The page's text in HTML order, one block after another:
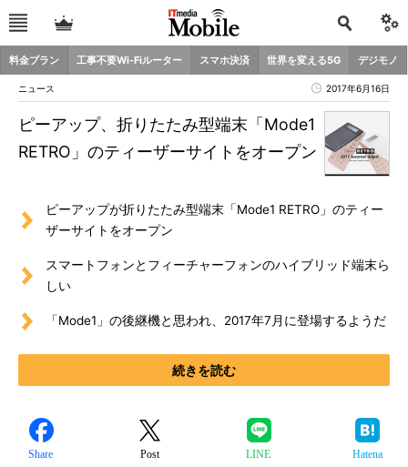
料金プラン 工事不要Wi-Fiルーター スマホ決済 世界を変える5G デジモノ
ニュース 2017年6月16日
ピーアップ、折りたたみ型端末「Mode1
RETRO」のティーザーサイトをオープン
ピーアップが折りたたみ型端末「Mode1 RETRO」のティー
ザーサイトをオープン
スマートフォンとフィーチャーフォンのハイブリッド端末ら
しい
「Mode1」の後継機と思われ、2017年7月に登場するようだ
続きを読む
Share Post LINE Hatena